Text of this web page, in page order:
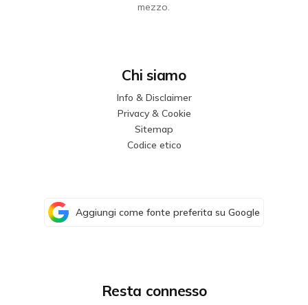
mezzo.
Chi siamo
Info & Disclaimer
Privacy & Cookie
Sitemap
Codice etico
Aggiungi come fonte preferita su Google
Resta connesso